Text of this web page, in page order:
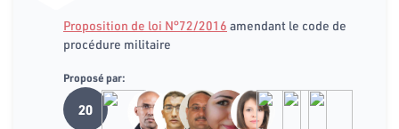
Proposition de loi N°72/2016 amendant le code de
procédure militaire
Proposé par:
20